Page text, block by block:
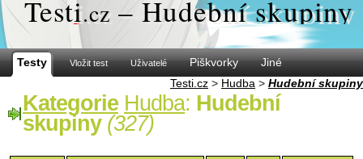
Testi.cz – Hudební skupiny
Testy Vložit test Uživatelé Piškvorky
Jiné
Testi.cz > Hudba > Hudební skupiny
Kategorie Hudba: Hudební
skupiny (327)